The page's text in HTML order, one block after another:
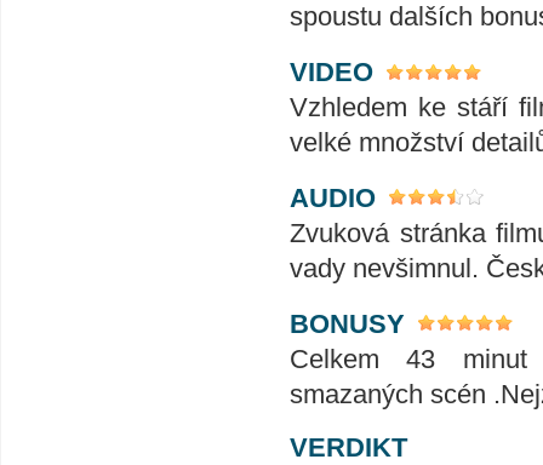
spoustu dalších
VIDEO
Vzhledem ke stáří
velké množství
AUDIO
Zvuková stránka
vady nevšimnul.
BONUSY
Celkem 43 minut
smazaných scén
VERDIKT